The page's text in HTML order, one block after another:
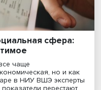
экспорта и
они меняли
к станциям паровые
На семинаре ИЭРИО